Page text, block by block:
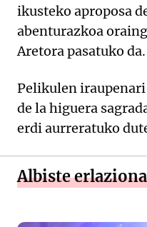
ikusteko aproposa
abenturazkoa
Aretora pasatuko da.
Pelikulen
de la higuera
erdi aurreratuko
Albiste